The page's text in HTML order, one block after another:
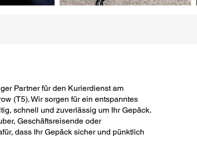
Partner für den Kurierdienst am
(T5). Wir sorgen für ein entspanntes
schnell und zuverlässig um Ihr Gepäck.
Geschäftsreisende oder
dass Ihr Gepäck sicher und pünktlich